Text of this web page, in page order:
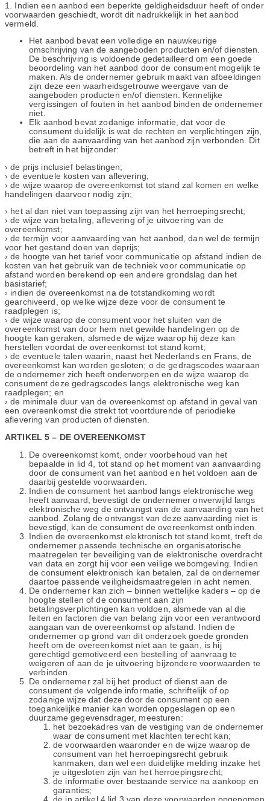
1. Indien een aanbod een beperkte geldigheidsduur heeft of onder
voorwaarden geschiedt, wordt dit nadrukkelijk in het aanbod
vermeld.
Het aanbod bevat een volledige en nauwkeurige
omschrijving van de aangeboden producten en/of diensten.
De beschrijving is voldoende gedetailleerd om een goede
beoordeling van het aanbod door de consument mogelijk te
maken. Als de ondernemer gebruik maakt van afbeeldingen
zijn deze een waarheidsgetrouwe weergave van de
aangeboden producten en/of diensten. Kennelijke
vergissingen of fouten in het aanbod binden de ondernemer
niet.
Elk aanbod bevat zodanige informatie, dat voor de
consument duidelijk is wat de rechten en verplichtingen zijn,
die aan de aanvaarding van het aanbod zijn verbonden. Dit
betreft in het bijzonder:
› de prijs inclusief belastingen;
› de eventuele kosten van aflevering;
› de wijze waarop de overeenkomst tot stand zal komen en welke
handelingen daarvoor nodig zijn;
› het al dan niet van toepassing zijn van het herroepingsrecht;
› de wijze van betaling, aflevering of je uitvoering van de
overeenkomst;
› de termijn voor aanvaarding van het aanbod, dan wel de termijn
voor het gestand doen van deprijs;
› de hoogte van het tarief voor communicatie op afstand indien de
kosten van het gebruik van de techniek voor communicatie op
afstand worden berekend op een andere grondslag dan het
basistarief;
› indien de overeenkomst na de totstandkoming wordt
gearchiveerd, op welke wijze deze voor de consument te
raadplegen is;
› de wijze waarop de consument voor het sluiten van de
overeenkomst van door hem niet gewilde handelingen op de
hoogte kan geraken, alsmede de wijze waarop hij deze kan
herstellen voordat de overeenkomst tot stand komt;
› de eventuele talen waarin, naast het Nederlands en Frans, de
overeenkomst kan worden gesloten; o de gedragscodes waaraan
de ondernemer zich heeft onderworpen en de wijze waarop de
consument deze gedragscodes langs elektronische weg kan
raadplegen; en
› de minimale duur van de overeenkomst op afstand in geval van
een overeenkomst die strekt tot voortdurende of periodieke
aflevering van producten of diensten.
ARTIKEL 5 – DE OVEREENKOMST
De overeenkomst komt, onder voorbehoud van het
bepaalde in lid 4, tot stand op het moment van aanvaarding
door de consument van het aanbod en het voldoen aan de
daarbij gestelde voorwaarden.
Indien de consument het aanbod langs elektronische weg
heeft aanvaard, bevestigt de ondernemer onverwijld langs
elektronische weg de ontvangst van de aanvaarding van het
aanbod. Zolang de ontvangst van deze aanvaarding niet is
bevestigd, kan de consument de overeenkomst ontbinden.
Indien de overeenkomst elektronisch tot stand komt, treft de
ondernemer passende technische en organisatorische
maatregelen ter beveiliging van de elektronische overdracht
van data en zorgt hij voor een veilige webomgeving. Indien
de consument elektronisch kan betalen, zal de ondernemer
daartoe passende veiligheidsmaatregelen in acht nemen.
De ondernemer kan zich – binnen wettelijke kaders – op de
hoogte stellen of de consument aan zijn
betalingsverplichtingen kan voldoen, alsmede van al die
feiten en factoren die van belang zijn voor een verantwoord
aangaan van de overeenkomst op afstand. Indien de
ondernemer op grond van dit onderzoek goede gronden
heeft om de overeenkomst niet aan te gaan, is hij
gerechtigd gemotiveerd een bestelling of aanvraag te
weigeren of aan de je uitvoering bijzondere voorwaarden te
verbinden.
De ondernemer zal bij het product of dienst aan de
consument de volgende informatie, schriftelijk of op
zodanige wijze dat deze door de consument op een
toegankelijke manier kan worden opgeslagen op een
duurzame gegevensdrager, meesturen:
het bezoekadres van de vestiging van de ondernemer
waar de consument met klachten terecht kan;
de voorwaarden waaronder en de wijze waarop de
consument van het herroepingsrecht gebruik
kanmaken, dan wel een duidelijke melding inzake het
je uitgesloten zijn van het herroepingsrecht;
de informatie over bestaande service na aankoop en
garanties;
de in artikel 4 lid 3 van deze voorwaarden opgenomen